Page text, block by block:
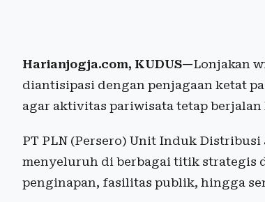
Harianjogja.com, KUDUS—Lonjakan
diantisipasi dengan penjagaan ketat
agar aktivitas pariwisata tetap
PT PLN (Persero) Unit Induk
menyeluruh di berbagai titik strategis
penginapan, fasilitas publik, hingga